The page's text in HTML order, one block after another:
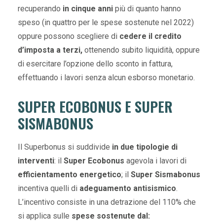
recuperando in cinque anni più di quanto hanno
speso (in quattro per le spese sostenute nel 2022)
oppure possono scegliere di cedere il credito
d’imposta a terzi, ottenendo subito liquidità, oppure
di esercitare l’opzione dello sconto in fattura,
effettuando i lavori senza alcun esborso monetario.
SUPER ECOBONUS E SUPER
SISMABONUS
Il Superbonus si suddivide in due tipologie di
interventi: il Super Ecobonus agevola i lavori di
efficientamento energetico; il Super Sismabonus
incentiva quelli di adeguamento antisismico.
L’incentivo consiste in una detrazione del 110% che
si applica sulle spese sostenute dal: